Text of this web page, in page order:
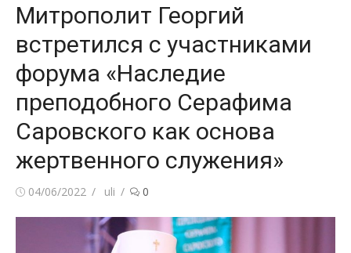
Митрополит Георгий
встретился с участниками
форума «Наследие
преподобного Серафима
Саровского как основа
жертвенного служения»
Posted
04/06/2022 Author
uli 0